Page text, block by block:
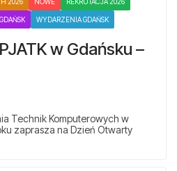
WYDARZENIA GDAŃSK
w Gdańsku –
Technik Komputerowych w
zaprasza na Dzień Otwarty